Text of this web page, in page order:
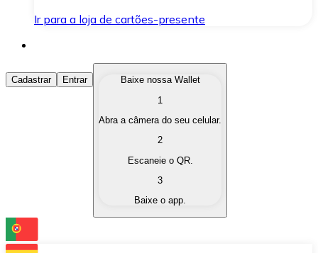
Ir para a loja de cartões-presente
Comprar Criptomoedas
Compre as criptomoedas de seu interesse de forma
Converta suas criptomoedas em moeda fiduciária
Troque uma criptomoeda por outra
Cadastrar Entrar
Baixe nossa Wallet
1
Abra a câmera do seu celular.
2
Escaneie o QR.
3
Baixe o app.